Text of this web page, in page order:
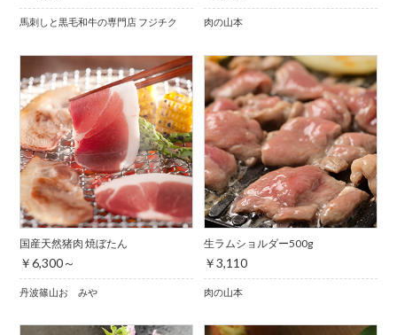
馬刺しと黒毛和牛の専門店 フジチク 肉の山本
国産天然猪肉 焼ぼたん
￥6,300～
丹波篠山おゝみや
生ラムショルダー500g
￥3,110
肉の山本